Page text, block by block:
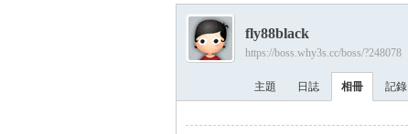
›
fly88black
https://boss.why3s.cc/boss/?248078
主題 日誌 相冊 記錄